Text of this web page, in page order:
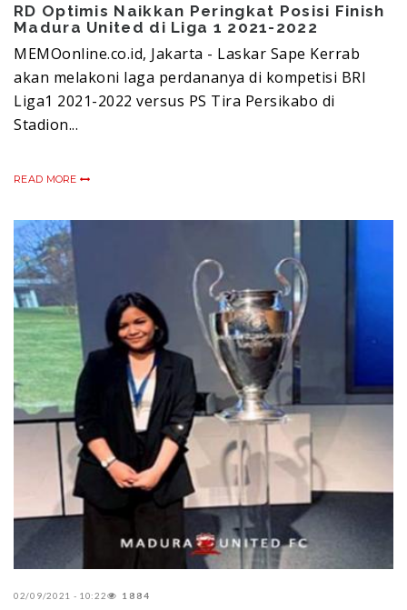
RD Optimis Naikkan Peringkat Posisi Finish
Madura United di Liga 1 2021-2022
MEMOonline.co.id, Jakarta - Laskar Sape Kerrab
akan melakoni laga perdananya di kompetisi BRI
Liga1 2021-2022 versus PS Tira Persikabo di
Stadion...
READ MORE
02/09/2021 - 10:22 1884